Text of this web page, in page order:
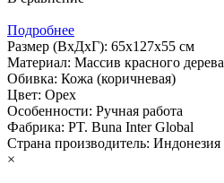
Подробнее
Размер (ВхДхГ): 65х127х55 см
Материал: Массив красного дерева
Обивка: Кожа (коричневая)
Цвет: Орех
Особенности: Ручная работа
Фабрика: PT. Buna Inter Global
Страна производитель: Индонезия
×